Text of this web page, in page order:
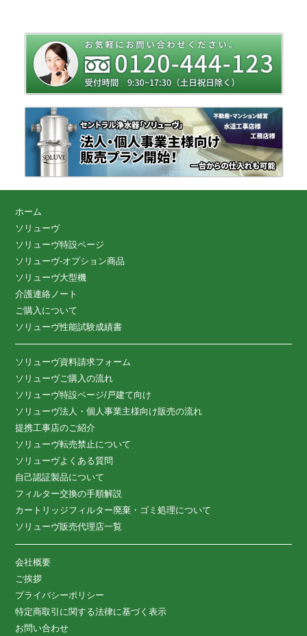
ホーム
ソリューヴ
ソリューヴ特設ページ
ソリューヴ-オプション商品
ソリューヴ大型機
介護連絡ノート
ご購入について
ソリューヴ性能試験成績書
ソリューヴ資料請求フォーム
ソリューヴご購入の流れ
ソリューヴ特設ページ/戸建て向け
ソリューヴ法人・個人事業主様向け販売の流れ
提携工事店のご紹介
ソリューヴ転売禁止について
ソリューヴよくある質問
自己認証製品について
フィルター交換の手順解説
カートリッジフィルター廃棄・ゴミ処理について
ソリューヴ販売代理店一覧
会社概要
ご挨拶
プライバシーポリシー
特定商取引に関する法律に基づく表示
お問い合わせ